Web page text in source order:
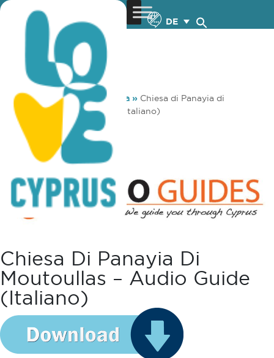
DE
You are here: Home »Media » Chiesa di Panayia di
Moutoullas – Audio Guide (italiano)
Chiesa Di Panayia Di
Moutoullas – Audio Guide
(italiano)